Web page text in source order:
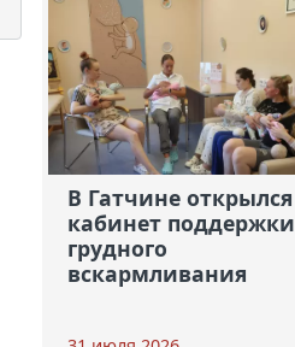
В Гатчине открылся
кабинет поддержки
грудного
вскармливания